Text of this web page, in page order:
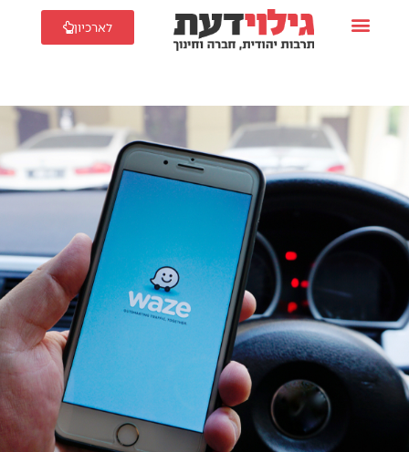
לארכיון